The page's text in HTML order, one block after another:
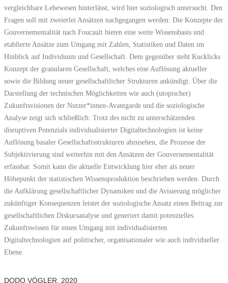
vergleichbare Lebewesen hinterlässt, wird hier soziologisch untersucht. Den
Fragen soll mit zweierlei Ansätzen nachgegangen werden: Die Konzepte der
Gouvernementalität nach Foucault bieten eine weite Wissensbasis und
etablierte Ansätze zum Umgang mit Zahlen, Statistiken und Daten im
Hinblick auf Individuum und Gesellschaft. Dem gegenüber steht Kucklicks
Konzept der granularen Gesellschaft, welches eine Auflösung aktueller
sowie die Bildung neuer gesellschaftlicher Strukturen ankündigt. Über die
Darstellung der technischen Möglichkeiten wie auch (utopischer)
Zukunftsvisionen der Nutzer*innen-Avantgarde und die soziologische
Analyse zeigt sich schließlich: Trotz des nicht zu unterschätzenden
disruptiven Potenzials individualisierter Digitaltechnologien ist keine
Auflösung basaler Gesellschaftsstrukturen abzusehen, die Prozesse der
Subjektivierung sind weiterhin mit den Ansätzen der Gouvernementalität
erfassbar. Somit kann die aktuelle Entwicklung hier eher als neuer
Höhepunkt der statistischen Wissensproduktion beschrieben werden. Durch
die Aufklärung gesellschaftlicher Dynamiken und die Avisierung möglicher
zukünftiger Konsequenzen leistet der soziologische Ansatz einen Beitrag zur
gesellschaftlichen Diskursanalyse und generiert damit potenzielles
Zukunftswissen für einen Umgang mit individualisierten
Digitaltechnologien auf politischer, organisationaler wie auch individueller
Ebene.
DODO VÖGLER, 2020